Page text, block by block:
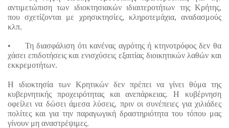
αντιμετώπιση των ιδιοκτησιακών ιδιαιτεροτήτων της Κρήτης,
που σχετίζονται με χρησικτησίες, κληροτεμάχια, αναδασμούς
κλπ.
•
Τη διασφάλιση ότι κανένας αγρότης ή κτηνοτρόφος δεν θα
χάσει επιδοτήσεις και ενισχύσεις εξαιτίας διοικητικών λαθών και
εκκρεμοτήτων.
Η ιδιοκτησία των Κρητικών δεν πρέπει να γίνει θύμα της
κυβερνητικής προχειρότητας και ανεπάρκειας. Η κυβέρνηση
οφείλει να δώσει άμεσα λύσεις, πριν οι συνέπειες για χιλιάδες
πολίτες και για την παραγωγική δραστηριότητα του τόπου μας
γίνουν μη αναστρέψιμες.